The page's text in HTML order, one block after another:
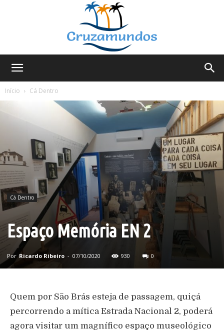
Início
Cá Dentro
Cá Dentro
Espaço Memória EN 2
Por Ricardo Ribeiro - 07/10/2020 930 0
Quem por São Brás esteja de passagem, quiçá
percorrendo a mítica Estrada Nacional 2, poderá
agora visitar um magnífico espaço museológico